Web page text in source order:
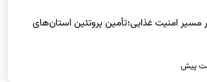
امنیت غذایی؛تأمین‌ پروتئین استان‌های